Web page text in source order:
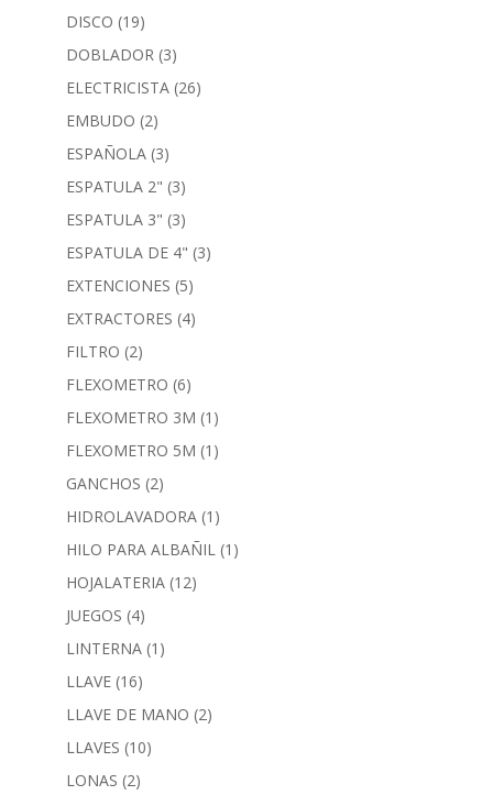
DISCO (19)
DOBLADOR (3)
ELECTRICISTA (26)
EMBUDO (2)
ESPAÑOLA (3)
ESPATULA 2" (3)
ESPATULA 3" (3)
ESPATULA DE 4" (3)
EXTENCIONES (5)
EXTRACTORES (4)
FILTRO (2)
FLEXOMETRO (6)
FLEXOMETRO 3M (1)
FLEXOMETRO 5M (1)
GANCHOS (2)
HIDROLAVADORA (1)
HILO PARA ALBAÑIL (1)
HOJALATERIA (12)
JUEGOS (4)
LINTERNA (1)
LLAVE (16)
LLAVE DE MANO (2)
LLAVES (10)
LONAS (2)